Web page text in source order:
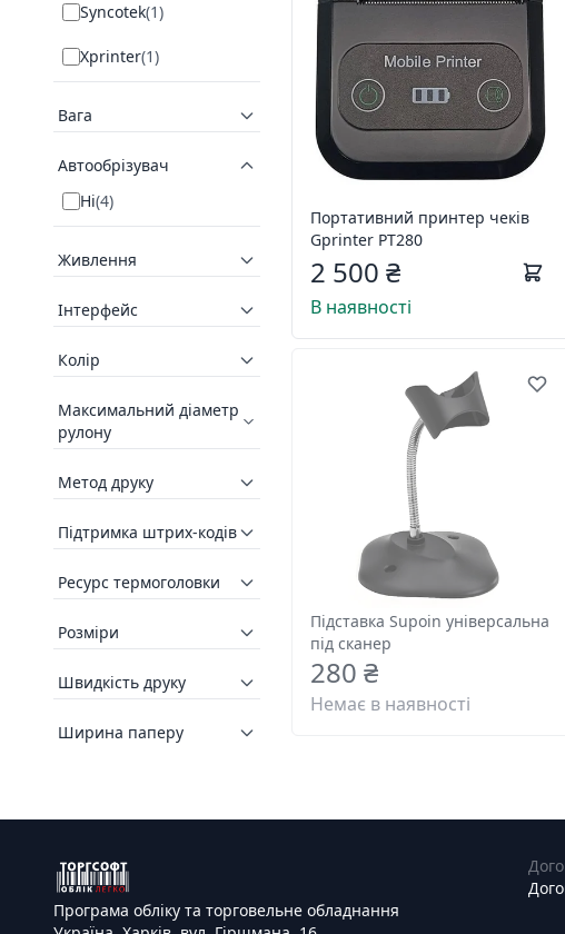
Syncotek(1)
Xprinter(1)
Вага
Автообрізувач
Ні(4)
Живлення
Інтерфейс
Колір
Максимальний діаметр
рулону
Метод друку
Підтримка штрих-кодів
Ресурс термоголовки
Розміри
Швидкість друку
Ширина паперу
Портативний принтер чеків
Gprinter PT280
2 500 ₴
В наявності
Підставка Supoin універсальна
під сканер
280 ₴
Немає в наявності
Програма обліку та торговельне обладнання